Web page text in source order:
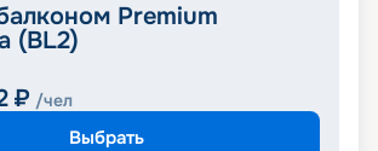
Premium
(BL2)
₽ /чел
Выбрать